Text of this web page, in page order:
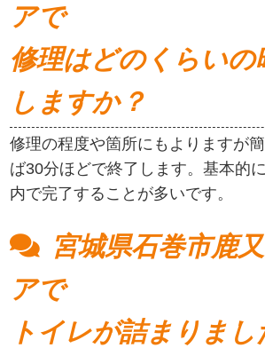
アで
修理はどのくらいの
しますか？
修理の程度や箇所にもよりますが
ば30分ほどで終了します。基本的
内で完了することが多いです。
宮城県石巻市鹿
アで
トイレが詰まりま